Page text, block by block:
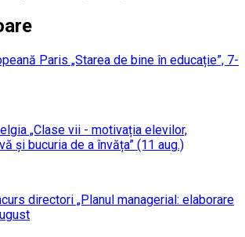
Paris „Starea de bine în educație”, 7-
„Clase vii - motivația elevilor,
și bucuria de a învăța” (11 aug.)
directori „Planul managerial: elaborare